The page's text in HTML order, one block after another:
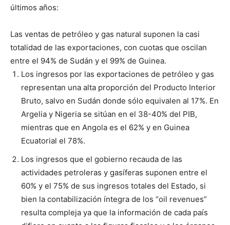
últimos años:
Las ventas de petróleo y gas natural suponen la casi
totalidad de las exportaciones, con cuotas que oscilan
entre el 94% de Sudán y el 99% de Guinea.
Los ingresos por las exportaciones de petróleo y gas
representan una alta proporción del Producto Interior
Bruto, salvo en Sudán donde sólo equivalen al 17%. En
Argelia y Nigeria se sitúan en el 38-40% del PIB,
mientras que en Angola es el 62% y en Guinea
Ecuatorial el 78%.
Los ingresos que el gobierno recauda de las
actividades petroleras y gasíferas suponen entre el
60% y el 75% de sus ingresos totales del Estado, si
bien la contabilización íntegra de los “oil revenues”
resulta compleja ya que la información de cada país